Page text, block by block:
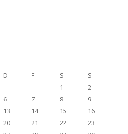
D F S
S
1
2
6 7 8
9
13 14 15
16
20 21 22
23